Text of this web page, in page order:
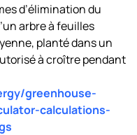
d’élimination du
arbre à feuilles
planté dans un
à croître pendant
greenhouse-
calculations-